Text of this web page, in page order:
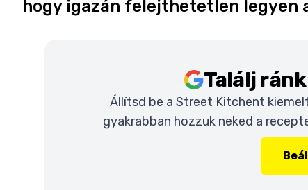
hogy igazán felejthetetlen legyen
Találj
Állítsd be a Street Kitchent
gyakrabban hozzuk neked a